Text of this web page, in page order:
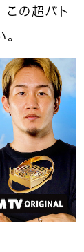
の超バト